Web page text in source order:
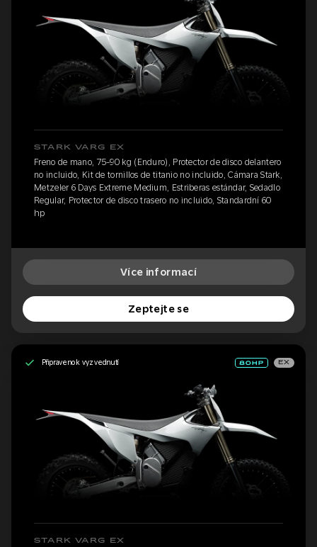
STARK VARG EX
Freno de mano, 75-90 kg (Enduro), Protector de disco delantero
no incluido, Kit de tornillos de titanio no incluido, Cámara Stark,
Metzeler 6 Days Extreme Medium, Estriberas estándar, Sedadlo
Regular, Protector de disco trasero no incluido, Standardní 60
hp
Více informací
Zeptejte se
Připraveno k vyzvednutí EX
STARK VARG EX